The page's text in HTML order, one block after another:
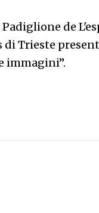
de
di Trieste
immagini”.